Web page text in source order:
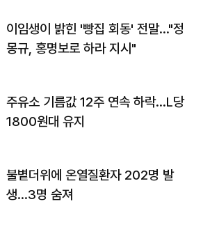
이임생이 밝힌 '빵집 회동' 전말…"정
몽규, 홍명보로 하라 지시"
주유소 기름값 12주 연속 하락…L당
1800원대 유지
불볕더위에 온열질환자 202명 발
생…3명 숨져